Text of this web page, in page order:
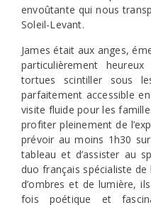
envoûtante qui nous
Soleil-Levant.
James était aux anges,
particulièrement
tortues scintiller sous
parfaitement accessible
visite fluide pour les
profiter pleinement de
prévoir au moins 1h30
tableau et d’assister au
duo français spécialiste
d’ombres et de lumière,
fois poétique et